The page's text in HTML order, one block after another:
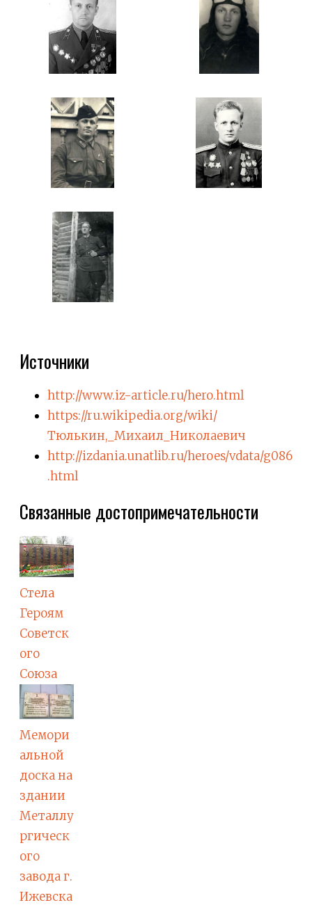
Источники
http://www.iz-article.ru/hero.html
https://ru.wikipedia.org/wiki/
Тюлькин,_Михаил_Николаевич
http://izdania.unatlib.ru/heroes/vdata/g086
.html
Связанные достопримечательности
Стела
Героям
Советск
ого
Союза
Мемори
альной
доска на
здании
Металлу
ргическ
ого
завода г.
Ижевска